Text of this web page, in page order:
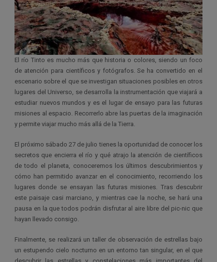
El río Tinto es mucho más que historia o colores, siendo un foco
de atención para científicos y fotógrafos. Se ha convertido en el
escenario sobre el que se investigan situaciones posibles en otros
lugares del Universo, se desarrolla la instrumentación que viajará a
estudiar nuevos mundos y es el lugar de ensayo para las futuras
misiones al espacio. Recorrerlo abre las puertas de la imaginación
y permite viajar mucho más allá de la Tierra.
El próximo sábado 27 de julio tienes la oportunidad de conocer los
secretos que encierra el río y qué atrajo la atención de científicos
de todo el planeta, conoceremos los últimos descubrimientos y
cómo han permitido avanzar en el conocimiento, recorriendo los
lugares donde se ensayan las futuras misiones. Tras descubrir
este paisaje casi marciano, y mientras cae la noche, se hará una
pausa en la que todos podrán disfrutar al aire libre del pic-nic que
hayan llevado consigo.
Finalmente, se realizará un taller de observación de estrellas bajo
un estupendo cielo nocturno en un entorno tan singular, en el que